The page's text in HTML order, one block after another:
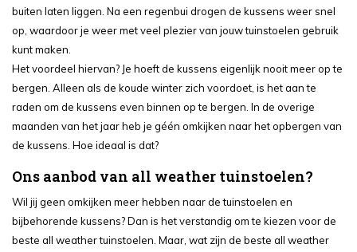
buiten laten liggen. Na een regenbui drogen de kussens weer snel
op, waardoor je weer met veel plezier van jouw tuinstoelen gebruik
kunt maken.
Het voordeel hiervan? Je hoeft de kussens eigenlijk nooit meer op te
bergen. Alleen als de koude winter zich voordoet, is het aan te
raden om de kussens even binnen op te bergen. In de overige
maanden van het jaar heb je géén omkijken naar het opbergen van
de kussens. Hoe ideaal is dat?
Ons aanbod van all weather tuinstoelen?
Wil jij geen omkijken meer hebben naar de tuinstoelen en
bijbehorende kussens? Dan is het verstandig om te kiezen voor de
beste all weather tuinstoelen. Maar, wat zijn de beste all weather